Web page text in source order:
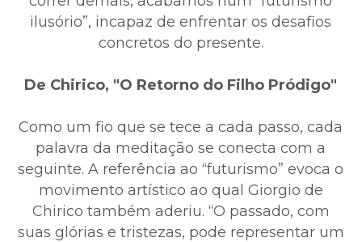
ilusório”, incapaz de enfrentar os desafios
concretos do presente.
De Chirico, "O Retorno do Filho Pródigo"
Como um fio que se tece a cada passo, cada
palavra da meditação se conecta com a
seguinte. A referência ao “futurismo” evoca o
movimento artístico ao qual Giorgio de
Chirico também aderiu. “O passado, com
suas glórias e tristezas, pode representar um